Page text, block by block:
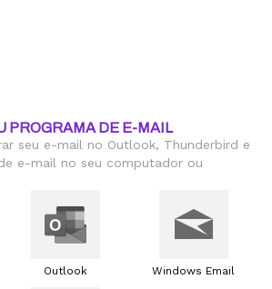
PROGRAMA DE E-MAIL
seu e-mail no Outlook, Thunderbird e
e-mail no seu computador ou
Outlook Windows Email